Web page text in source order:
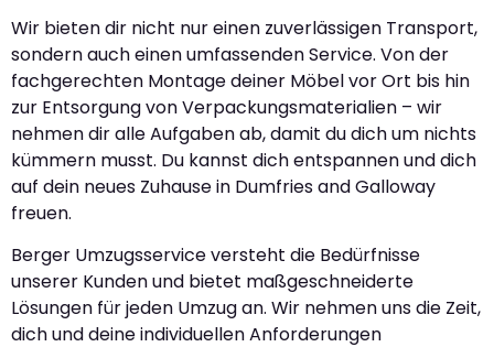
Wir bieten dir nicht nur einen zuverlässigen Transport,
sondern auch einen umfassenden Service. Von der
fachgerechten Montage deiner Möbel vor Ort bis hin
zur Entsorgung von Verpackungsmaterialien – wir
nehmen dir alle Aufgaben ab, damit du dich um nichts
kümmern musst. Du kannst dich entspannen und dich
auf dein neues Zuhause in Dumfries and Galloway
freuen.
Berger Umzugsservice versteht die Bedürfnisse
unserer Kunden und bietet maßgeschneiderte
Lösungen für jeden Umzug an. Wir nehmen uns die Zeit,
dich und deine individuellen Anforderungen